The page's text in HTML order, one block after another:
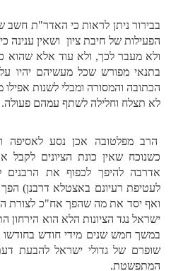
בבירור ניתן לראות כי האדר"ת חשב
הפעילות של חיבת ציון ושאין ענינה
ולא מעבר לכך, ולא עוד אלא שהוא
בתנאי מפורש שכל מעשיהם יהיו
הכתובה והמסורה ומבלי לשנות
לא תצלח וחלילה לשתף עמהם פעולה.
הרב מפלטובה אכן נסע לאסיפה
כשנוכח שאין כונת הציונים
אדרבה להיפך לכפוף את
לעטיפת רעיונם באצטלא דרבנן) הפך
ואף יסד את מה שהפך אח"כ לצורת
ישראל נגד הציונות הלא הוא
במשך חמש שנים מידי חודש
שופרם של גדולי ישראל להבעת
המתפשטת.